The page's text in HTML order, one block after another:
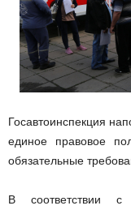
Госавтоинспекция
единое правовое
обязательные
В соответствии